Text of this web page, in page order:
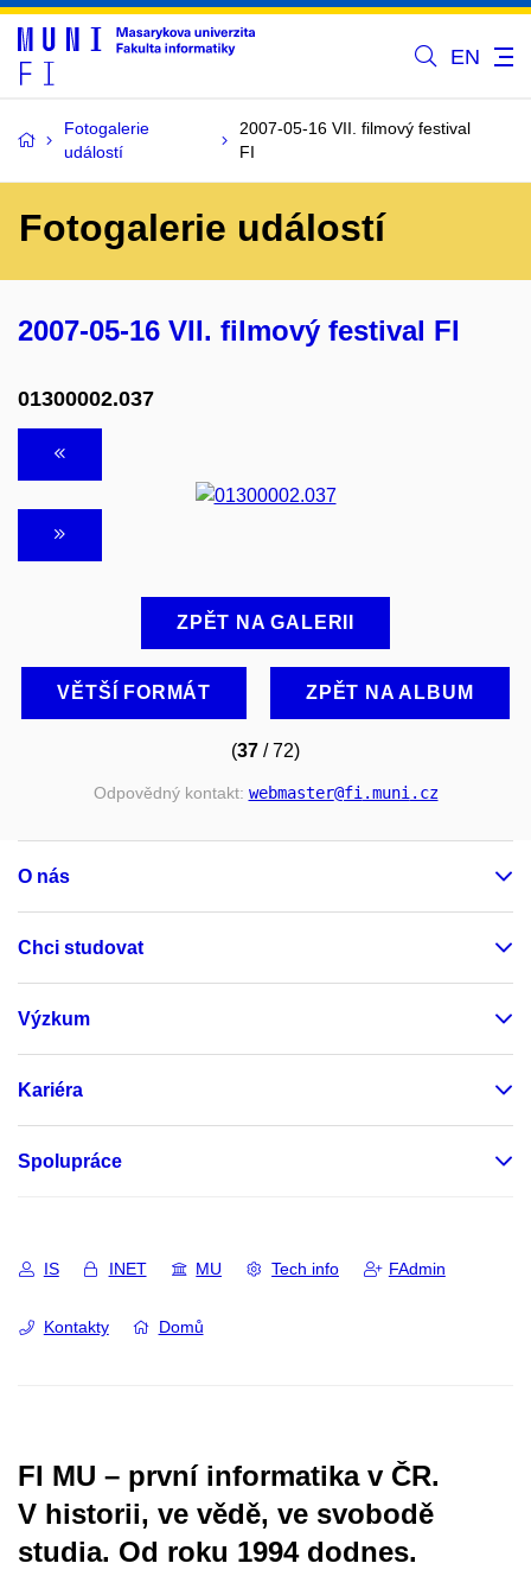
EN
Fotogalerie
událostí
2007-05-16 VII. filmový festival
FI
Fotogalerie událostí
2007-05-16 VII. filmový festival FI
01300002.037
ZPĚT NA GALERII
VĚTŠÍ FORMÁT ZPĚT NA ALBUM
(37 / 72)
Odpovědný kontakt: webmaster@fi.muni.cz
O nás
Chci studovat
Výzkum
Kariéra
Spolupráce
IS INET MU Tech info FAdmin
Kontakty Domů
FI MU – první informatika v ČR.
V historii, ve vědě, ve svobodě
studia. Od roku 1994 dodnes.